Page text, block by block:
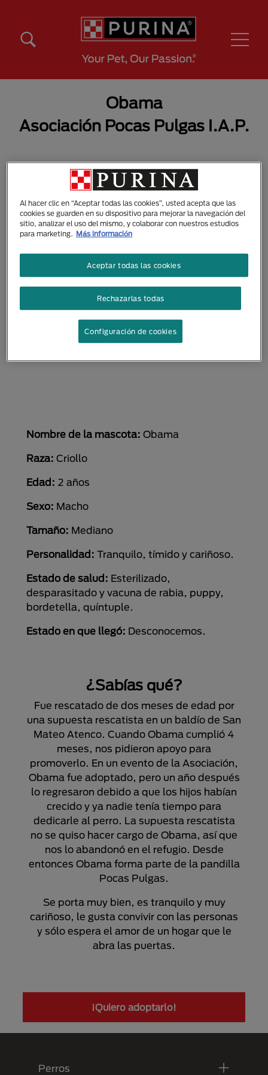
Obama
Asociación Pocas Pulgas I.A.P.
Nombre de la mascota: Obama
Raza: Criollo
Edad: 2 años
Sexo: Macho
Tamaño: Mediano
Personalidad: Tranquilo, tímido y cariñoso.
Estado de salud: Esterilizado,
desparasitado y vacuna de rabia, puppy,
bordetella, quíntuple.
Estado en que llegó: Desconocemos.
¿Sabías qué?
Fue rescatado de dos meses de edad por
una supuesta rescatista en un baldío de San
Mateo Atenco. Cuando Obama cumplió 4
meses, nos pidieron apoyo para
promoverlo. En un evento de la Asociación,
Obama fue adoptado, pero un año después
lo regresaron debido a que los hijos habían
crecido y ya nadie tenía tiempo para
dedicarle al perro. La supuesta rescatista
no se quiso hacer cargo de Obama, así que
nos lo abandonó en el refugio. Desde
entonces Obama forma parte de la pandilla
Pocas Pulgas.
Se porta muy bien, es tranquilo y muy
cariñoso, le gusta convivir con las personas
y sólo espera el amor de un hogar que le
abra las puertas.
¡Quiero adoptarlo!
Perros
Al hacer clic en “Aceptar todas las cookies”, usted acepta que las
cookies se guarden en su dispositivo para mejorar la navegación del
sitio, analizar el uso del mismo, y colaborar con nuestros estudios
para marketing.
Más información
Rechazarlas todas
Aceptar todas las cookies
Configuración de cookies